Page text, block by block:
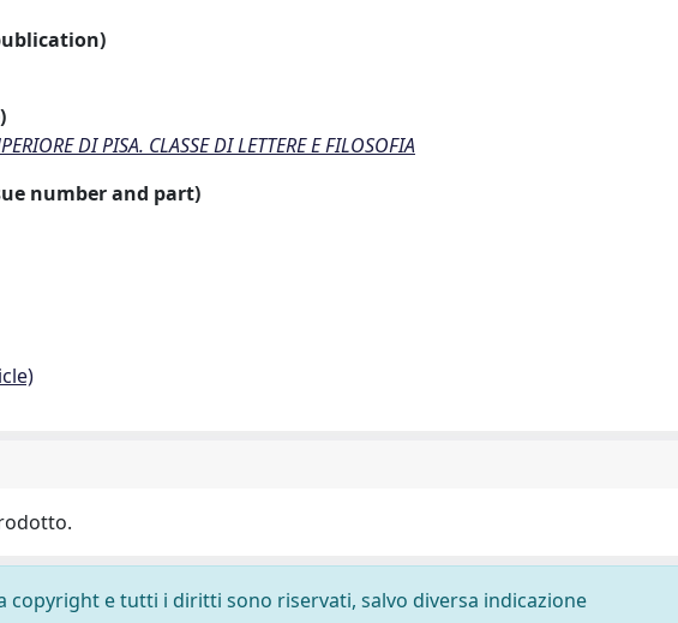
DI PISA. CLASSE DI LETTERE E FILOSOFIA
number and part)
copyright e tutti i diritti sono riservati, salvo diversa indicazione